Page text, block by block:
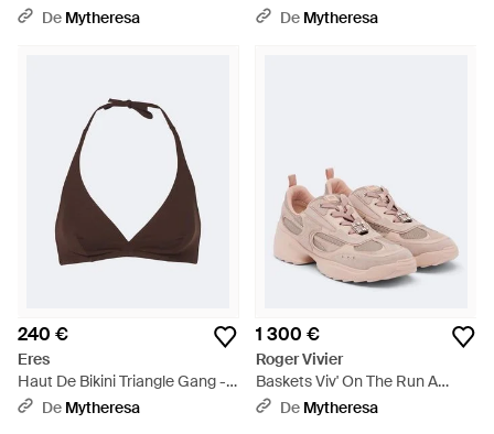
Marron
De Mytheresa
De Mytheresa
240 €
Eres
Haut De Bikini Triangle Gang -
Marron
De Mytheresa
1 300 €
Roger Vivier
Baskets Viv' On The Run A
Ornements - Rose
De Mytheresa